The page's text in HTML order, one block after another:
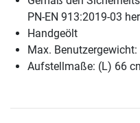
PN-EN 913:2019-03
Handgeölt
Max. Benutzergewicht:
Aufstellmaße: (L) 66